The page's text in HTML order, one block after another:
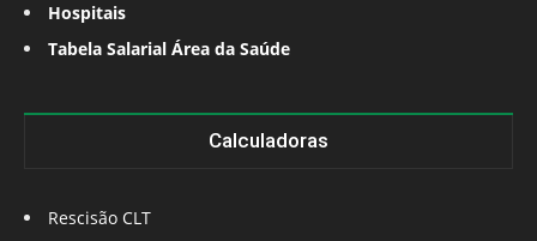
Hospitais
Tabela Salarial Área da Saúde
Calculadoras
Rescisão CLT